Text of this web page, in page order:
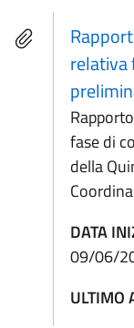
relativa
fase di
della
DATA
09/06/
ULTIMO